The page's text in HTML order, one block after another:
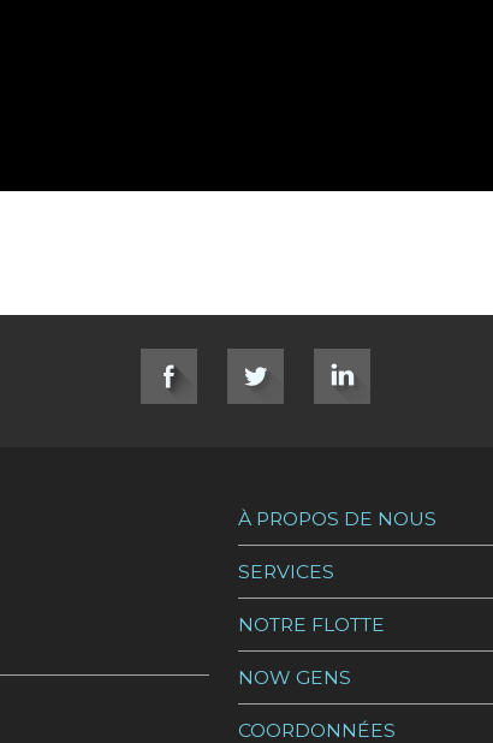
À PROPOS DE NOUS
SERVICES
NOTRE FLOTTE
NOW GENS
COORDONNÉES